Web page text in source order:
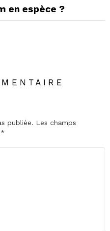
en espèce ?
publiée. Les champs
*